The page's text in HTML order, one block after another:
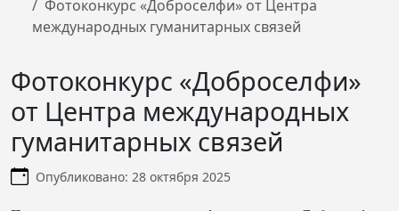
Фотоконкурс «Доброселфи» от Центра
международных гуманитарных связей
Фотоконкурс «Доброселфи»
от Центра международных
гуманитарных связей
Информация о материале
Опубликовано: 28 октября 2025